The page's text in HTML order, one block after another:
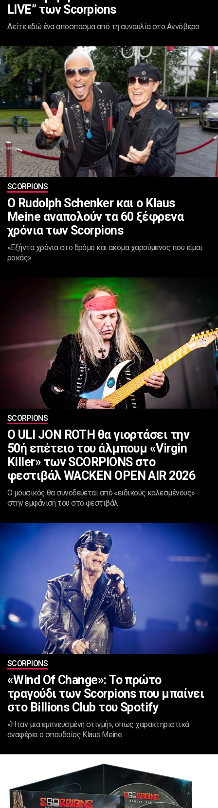
LIVE” των Scorpions
Δείτε εδώ ένα απόσπασμα από τη συναυλία στο Αννόβερο
SCORPIONS
Ο Rudolph Schenker και ο Klaus
Meine αναπολούν τα 60 ξέφρενα
χρόνια των Scorpions
«Εξήντα χρόνια στο δρόμο και ακόμα χαρούμενος που είμαι
ροκάς»
SCORPIONS
Ο ULI JON ROTH θα γιορτάσει την
50ή επέτειο του άλμπουμ «Virgin
Killer» των SCORPIONS στο
φεστιβάλ WACKEN OPEN AIR 2026
Ο μουσικός θα συνοδεύεται από «ειδικούς καλεσμένους»
στην εμφάνισή του στο φεστιβάλ
SCORPIONS
«Wind Of Change»: Το πρώτο
τραγούδι των Scorpions που μπαίνει
στο Billions Club του Spotify
«Ήταν μια εμπνευσμένη στιγμή», όπως χαρακτηριστικά
αναφέρει ο σπουδαίος Klaus Meine‎‎